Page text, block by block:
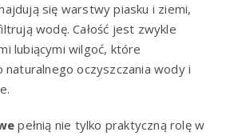
się warstwy piasku i ziemi,
wodę. Całość jest zwykle
lubiącymi wilgoć, które
naturalnego oczyszczania wody i
pełnią nie tylko praktyczną rolę w